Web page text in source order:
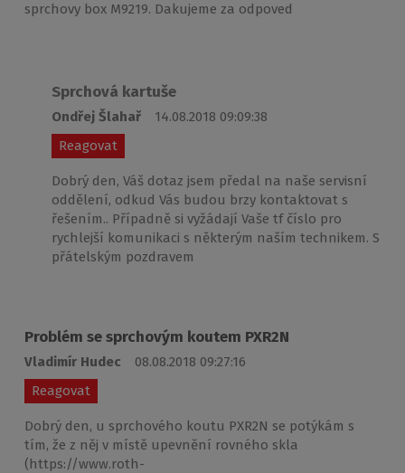
sprchovy box M9219. Dakujeme za odpoved
Sprchová kartuše
Ondřej Šlahař
14.08.2018 09:09:38
Reagovat
Dobrý den, Váš dotaz jsem předal na naše servisní
oddělení, odkud Vás budou brzy kontaktovat s
řešením.. Případně si vyžádají Vaše tf číslo pro
rychlejší komunikaci s některým naším technikem. S
přátelským pozdravem
Problém se sprchovým koutem PXR2N
Vladimír Hudec
08.08.2018 09:27:16
Reagovat
Dobrý den, u sprchového koutu PXR2N se potýkám s
tím, že z něj v místě upevnění rovného skla
(https://www.roth-